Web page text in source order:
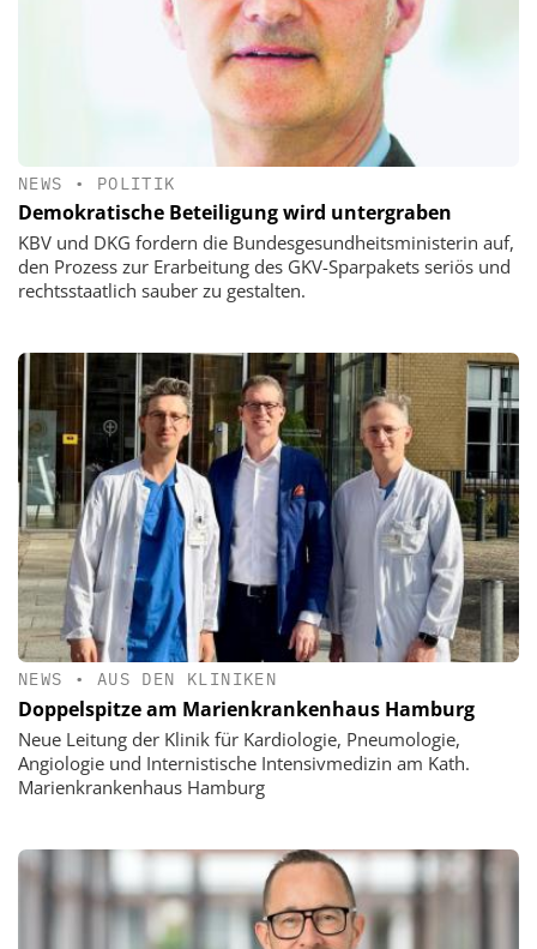
NEWS • POLITIK
Demokratische Beteiligung wird untergraben
KBV und DKG fordern die Bundesgesundheitsministerin auf,
den Prozess zur Erarbeitung des GKV-Sparpakets seriös und
rechtsstaatlich sauber zu gestalten.
NEWS • AUS DEN KLINIKEN
Doppelspitze am Marienkrankenhaus Hamburg
Neue Leitung der Klinik für Kardiologie, Pneumologie,
Angiologie und Internistische Intensivmedizin am Kath.
Marienkrankenhaus Hamburg